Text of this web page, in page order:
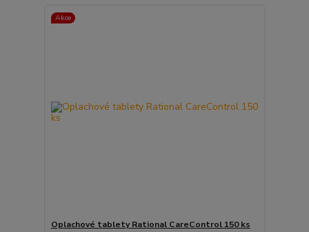
Akce
Oplachové tablety Rational CareControl 150 ks